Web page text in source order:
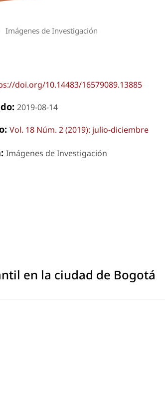
Imágenes de Investigación
doi.org/10.14483/16579089.13885
2019-08-14
Vol. 18 Núm. 2 (2019): julio-diciembre
Imágenes de Investigación
en la ciudad de Bogotá